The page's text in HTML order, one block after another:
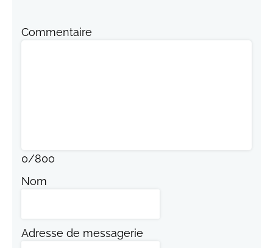
Commentaire
0/800
Nom
Adresse de messagerie